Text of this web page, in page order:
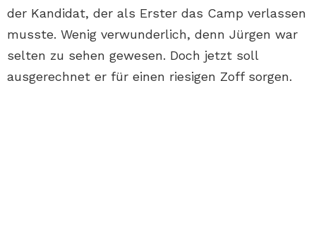
der Kandidat, der als Erster das Camp verlassen
musste. Wenig verwunderlich, denn Jürgen war
selten zu sehen gewesen. Doch jetzt soll
ausgerechnet er für einen riesigen Zoff sorgen.